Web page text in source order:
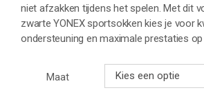
niet afzakken tijdens het spelen. Met dit
zwarte YONEX sportsokken kies je voor
ondersteuning en maximale prestaties op
Maat